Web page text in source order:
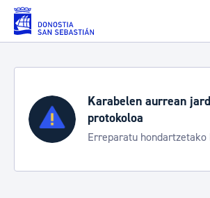
Eduki nagusira joan
Karabelen aurrean
protokoloa
Erreparatu hondartzetako